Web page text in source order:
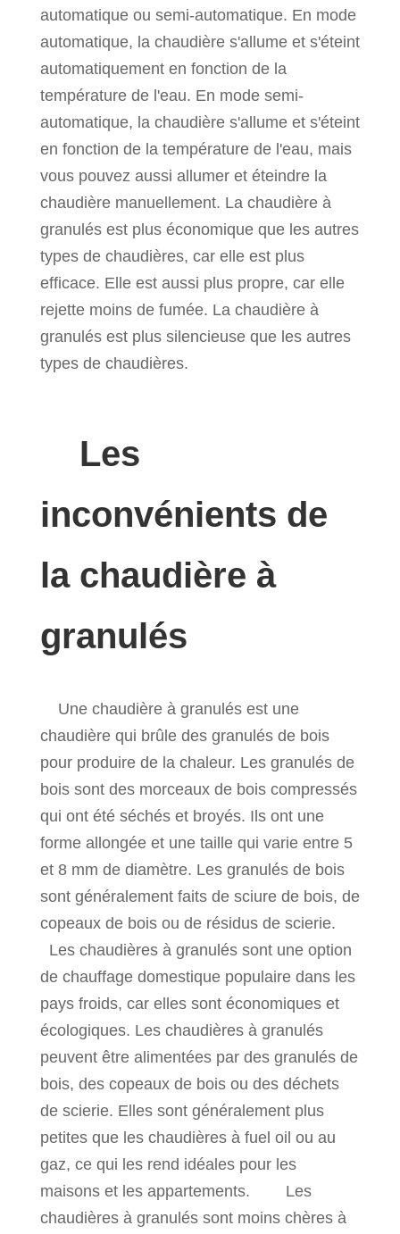
automatique ou semi-automatique. En mode
automatique, la chaudière s'allume et s'éteint
automatiquement en fonction de la
température de l'eau. En mode semi-
automatique, la chaudière s'allume et s'éteint
en fonction de la température de l'eau, mais
vous pouvez aussi allumer et éteindre la
chaudière manuellement. La chaudière à
granulés est plus économique que les autres
types de chaudières, car elle est plus
efficace. Elle est aussi plus propre, car elle
rejette moins de fumée. La chaudière à
granulés est plus silencieuse que les autres
types de chaudières.
Les
inconvénients de
la chaudière à
granulés
Une chaudière à granulés est une
chaudière qui brûle des granulés de bois
pour produire de la chaleur. Les granulés de
bois sont des morceaux de bois compressés
qui ont été séchés et broyés. Ils ont une
forme allongée et une taille qui varie entre 5
et 8 mm de diamètre. Les granulés de bois
sont généralement faits de sciure de bois, de
copeaux de bois ou de résidus de scierie.
Les chaudières à granulés sont une option
de chauffage domestique populaire dans les
pays froids, car elles sont économiques et
écologiques. Les chaudières à granulés
peuvent être alimentées par des granulés de
bois, des copeaux de bois ou des déchets
de scierie. Elles sont généralement plus
petites que les chaudières à fuel oil ou au
gaz, ce qui les rend idéales pour les
maisons et les appartements. Les
chaudières à granulés sont moins chères à